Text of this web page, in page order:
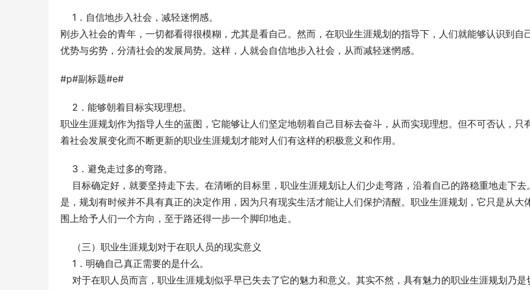
1．自信地步入社会，减轻迷惘感。
刚步入社会的青年，一切都看得很模糊，尤其是看自己。然而，在职业生涯规划的指导下，人们就能够认识到自
优势与劣势，分清社会的发展局势。这样，人就会自信地步入社会，从而减轻迷惘感。
#p#副标题#e#
2．能够朝着目标实现理想。
职业生涯规划作为指导人生的蓝图，它能够让人们坚定地朝着自己目标去奋斗，从而实现理想。但不可否认，只
着社会发展变化而不断更新的职业生涯规划才能对人们有这样的积极意义和作用。
3．避免走过多的弯路。
目标确定好，就要坚持走下去。在清晰的目标里，职业生涯规划让人们少走弯路，沿着自己的路稳重地走下去
是，规划有时候并不具有真正的决定作用，因为只有现实生活才能让人们保护清醒。职业生涯规划，它只是从大
围上给予人们一个方向，至于路还得一步一个脚印地走。
（三）职业生涯规划对于在职人员的现实意义
1．明确自己真正需要的是什么。
对于在职人员而言，职业生涯规划似乎早已失去了它的魅力和意义。其实不然，具有魅力的职业生涯规划乃是